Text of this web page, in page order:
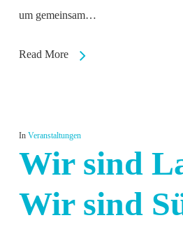
um gemeinsam…
Read More
In Veranstaltungen
Wir sind
Wir sind